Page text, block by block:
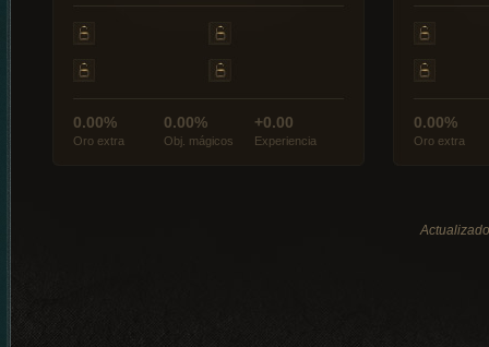
0.00%
Oro extra
0.00%
Obj. mágicos
+0.00
Experiencia
0.00%
Oro extra